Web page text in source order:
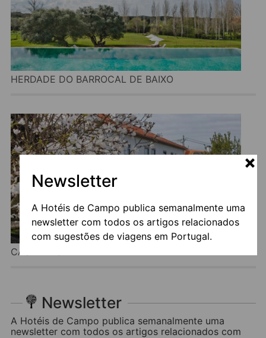
Newsletter
A Hotéis de Campo publica semanalmente uma
newsletter com todos os artigos relacionados
com sugestões de viagens em Portugal.
HERDADE DO BARROCAL DE BAIXO
CASA DE SANTA ANA DA BEIRA
Newsletter
A Hotéis de Campo publica semanalmente uma
newsletter com todos os artigos relacionados com